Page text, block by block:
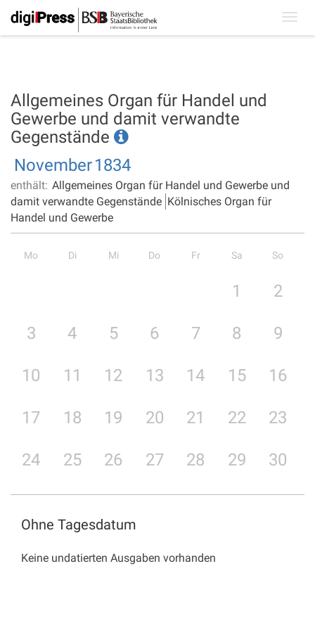
Allgemeines Organ für Handel und
Gewerbe und damit verwandte
Gegenstände
November1834
enthält: Allgemeines Organ für Handel und Gewerbe und
damit verwandte Gegenstände Kölnisches Organ für
Handel und Gewerbe
Mo Di Mi Do Fr Sa So
1 2
3 4 5 6 7 8 9
10 11 12 13 14 15 16
17 18 19 20 21 22 23
24 25 26 27 28 29 30
Ohne Tagesdatum
Keine undatierten Ausgaben vorhanden